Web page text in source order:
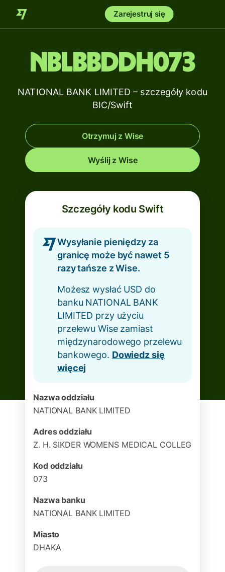
Zarejestruj się
NBLBBDDH073
NATIONAL BANK LIMITED – szczegóły kodu
BIC/Swift
Otrzymuj z Wise
Wyślij z Wise
Szczegóły kodu Swift
Wysyłanie pieniędzy za
granicę może być nawet 5
razy tańsze z Wise.
Możesz wysłać USD do
banku NATIONAL BANK
LIMITED przy użyciu
przelewu Wise zamiast
międzynarodowego przelewu
bankowego. Dowiedz się
więcej
Nazwa oddziału
NATIONAL BANK LIMITED
Adres oddziału
Z. H. SIKDER WOMENS MEDICAL COLLEG
Kod oddziału
073
Nazwa banku
NATIONAL BANK LIMITED
Miasto
DHAKA